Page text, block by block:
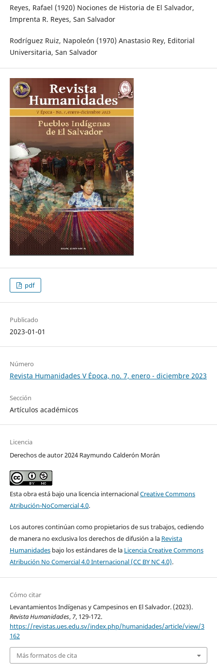
Reyes, Rafael (1920) Nociones de Historia de El Salvador,
Imprenta R. Reyes, San Salvador
Rodríguez Ruiz, Napoleón (1970) Anastasio Rey, Editorial
Universitaria, San Salvador
pdf
Publicado
2023-01-01
Número
Revista Humanidades V Época, no. 7, enero - diciembre 2023
Sección
Artículos académicos
Licencia
Derechos de autor 2024 Raymundo Calderón Morán
Esta obra está bajo una licencia internacionalCreative Commons
Atribución-NoComercial 4.0.
Los autores continúan como propietarios de sus trabajos, cediendo
de manera no exclusiva los derechos de difusión a la Revista
Humanidadesbajo los estándares de la Licencia Creative Commons
Atribución No Comercial 4.0 Internacional (CC BY NC 4.0).
Cómo citar
Levantamientos Indígenas y Campesinos en El Salvador. (2023).
Revista Humanidades, 7, 129-172.
https://revistas.ues.edu.sv/index.php/humanidades/article/view/3
162
Más formatos de cita